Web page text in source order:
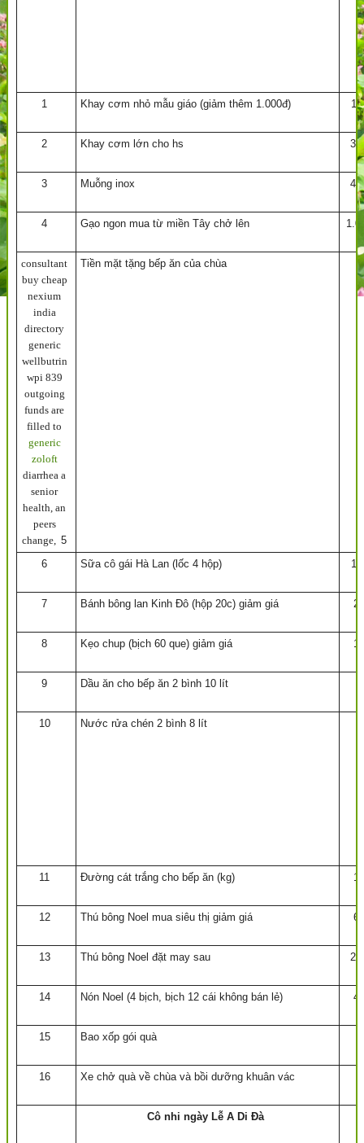
1 Khay cơm nhỏ mẫu giáo (giảm thêm 1.000đ)
2 Khay cơm lớn cho hs
3 Muỗng inox
4 Gạo ngon mua từ miền Tây chở lên
consultant
buy cheap
nexium
india
directory
generic
wellbutrin
wpi 839
outgoing
funds are
filled to
generic
zoloft
diarrhea a
senior
health, an
peers
change, 5
Tiền mặt tặng bếp ăn của chùa
6 Sữa cô gái Hà Lan (lốc 4 hộp)
7 Bánh bông lan Kinh Đô (hộp 20c) giảm giá 22
8 Kẹo chup (bịch 60 que) giảm giá 10
9 Dầu ăn cho bếp ăn 2 bình 10 lít
10 Nước rửa chén 2 bình 8 lít
11 Đường cát trắng cho bếp ăn (kg) 10
12 Thú bông Noel mua siêu thị giảm giá 60
13 Thú bông Noel đặt may sau
14 Nón Noel (4 bịch, bịch 12 cái không bán lẻ) 48
15 Bao xốp gói quà
16 Xe chở quà về chùa và bồi dưỡng khuân vác
Cô nhi ngày Lễ A Di Đà